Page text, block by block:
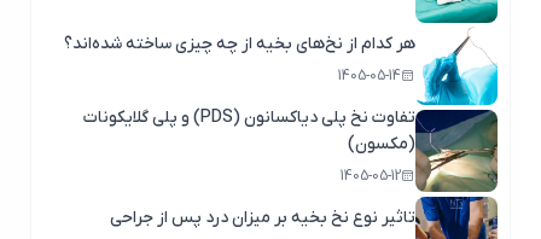
هر کدام از نخ‌های بخیه از چه چیزی ساخته شده‌اند؟
1405-05-14
تفاوت نخ پلی دیاکسانون (PDS) و پلی گلایکونات
(مکسون)
1405-05-12
تاثیر نوع نخ بخیه بر میزان درد پس از جراحی